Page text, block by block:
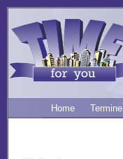
Home Termine